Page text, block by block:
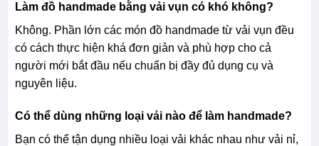
Làm đồ handmade bằng vải vụn có khó không?
Không. Phần lớn các món đồ handmade từ vải vụn đều
có cách thực hiện khá đơn giản và phù hợp cho cả
người mới bắt đầu nếu chuẩn bị đầy đủ dụng cụ và
nguyên liệu.
Có thể dùng những loại vải nào để làm handmade?
Bạn có thể tận dụng nhiều loại vải khác nhau như vải nỉ,